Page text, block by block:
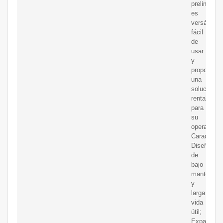
preliminar
es
versátil,
fácil
de
usar
y
una
solución
rentable
para
su
operación.
Diseño
de
bajo
y
larga
vida
útil;
Expansible